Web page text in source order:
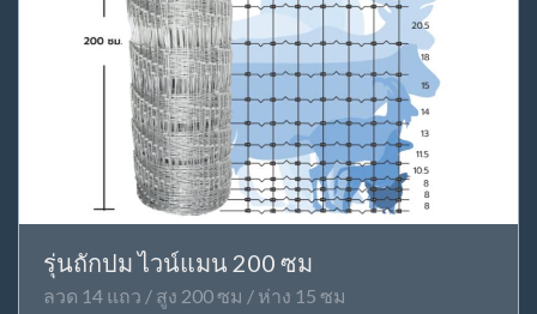
รุ่นถักปม ไวน์แมน 200 ซม
ลวด 14 แถว / สูง 200 ซม / ห่าง 15 ซม